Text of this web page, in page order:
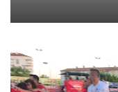
https://twitter.com/
763?s=21